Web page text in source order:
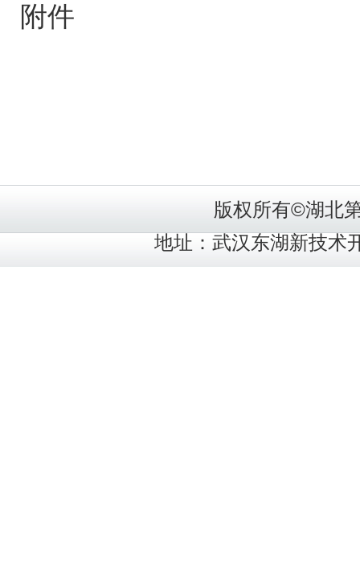
附件
版权所有©湖北
地址：武汉东湖新技术